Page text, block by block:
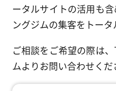
ータルサイトの活用も
ングジムの集客をトータ
ご相談をご希望の際は
ムよりお問い合わせくだ